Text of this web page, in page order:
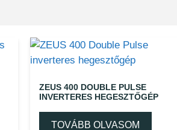
ZEUS 400 DOUBLE PULSE
INVERTERES HEGESZTŐGÉP
TOVÁBB OLVASOM